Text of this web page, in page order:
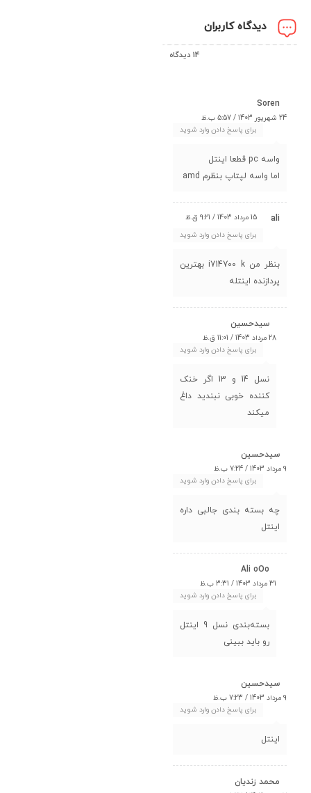
دیدگاه کاربران
14 دیدگاه
Soren
24 شهریور 1403 / 5:57 ب.ظ
برای پاسخ دادن وارد شوید
واسه pc قطعا اینتل
اما واسه لپتاپ بنظرم amd
ali
15 مرداد 1403 / 9:21 ق.ظ
برای پاسخ دادن وارد شوید
بنظر من i714700 k بهترین
پردازنده اینتله
سیدحسین
28 مرداد 1403 / 11:01 ق.ظ
برای پاسخ دادن وارد شوید
نسل 14 و 13 اگر خنک
کننده خوبی نبندید داغ
میکند
سیدحسین
9 مرداد 1403 / 7:24 ب.ظ
برای پاسخ دادن وارد شوید
چه بسته بندی جالبی داره
اینتل
Ali oOo
31 مرداد 1403 / 3:31 ب.ظ
برای پاسخ دادن وارد شوید
بسته‌بندی نسل 9 اینتل
رو باید ببینی
سیدحسین
9 مرداد 1403 / 7:23 ب.ظ
برای پاسخ دادن وارد شوید
اینتل
محمد زندیان